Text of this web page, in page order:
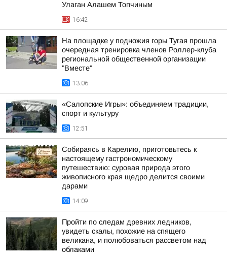
Улаган Алашем Топчиным
16:42
На площадке у подножия горы Тугая прошла
очередная тренировка членов Роллер-клуба
региональной общественной организации
"Вместе"
13:06
«Салопские Игры»: объединяем традиции,
спорт и культуру
12:51
Собираясь в Карелию, приготовьтесь к
настоящему гастрономическому
путешествию: суровая природа этого
живописного края щедро делится своими
дарами
14:09
Пройти по следам древних ледников,
увидеть скалы, похожие на спящего
великана, и полюбоваться рассветом над
облаками